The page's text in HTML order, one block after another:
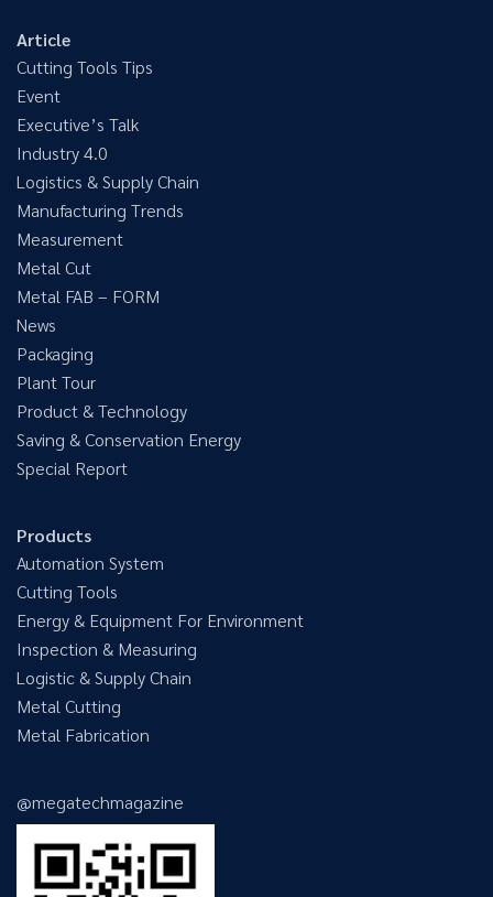
Article
Cutting Tools Tips
Event
Executive’s Talk
Industry 4.0
Logistics & Supply Chain
Manufacturing Trends
Measurement
Metal Cut
Metal FAB – FORM
News
Packaging
Plant Tour
Product & Technology
Saving & Conservation Energy
Special Report
Products
Automation System
Cutting Tools
Energy & Equipment For Environment
Inspection & Measuring
Logistic & Supply Chain
Metal Cutting
Metal Fabrication
@megatechmagazine